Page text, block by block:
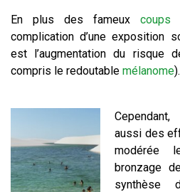
En plus des fameux coups
complication d’une exposition
est l’augmentation du risque
compris le redoutable mélanome).
aussi des
modérée
bronzage
synthèse